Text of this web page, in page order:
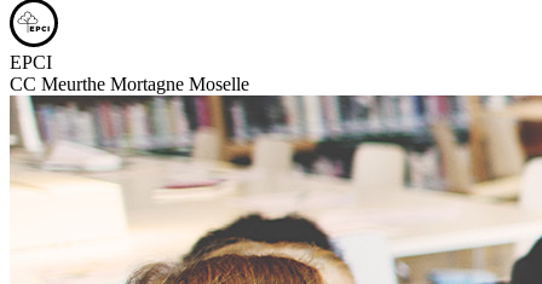
EPCI
CC Meurthe Mortagne Moselle